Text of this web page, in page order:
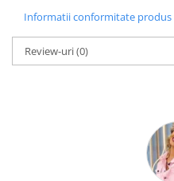
Informatii conformitate produs
Review-uri(0)